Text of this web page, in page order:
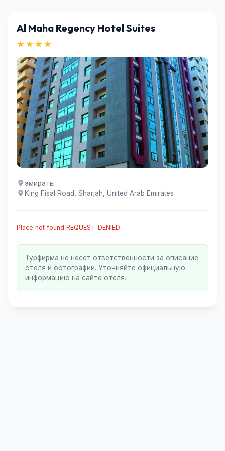
Al Maha Regency Hotel Suites
★★★★
эмираты
King Fisal Road, Sharjah, United Arab Emirates
Place not found REQUEST_DENIED
Турфирма не несёт ответственности за описание
отеля и фотографии. Уточняйте официальную
информацию на сайте отеля.